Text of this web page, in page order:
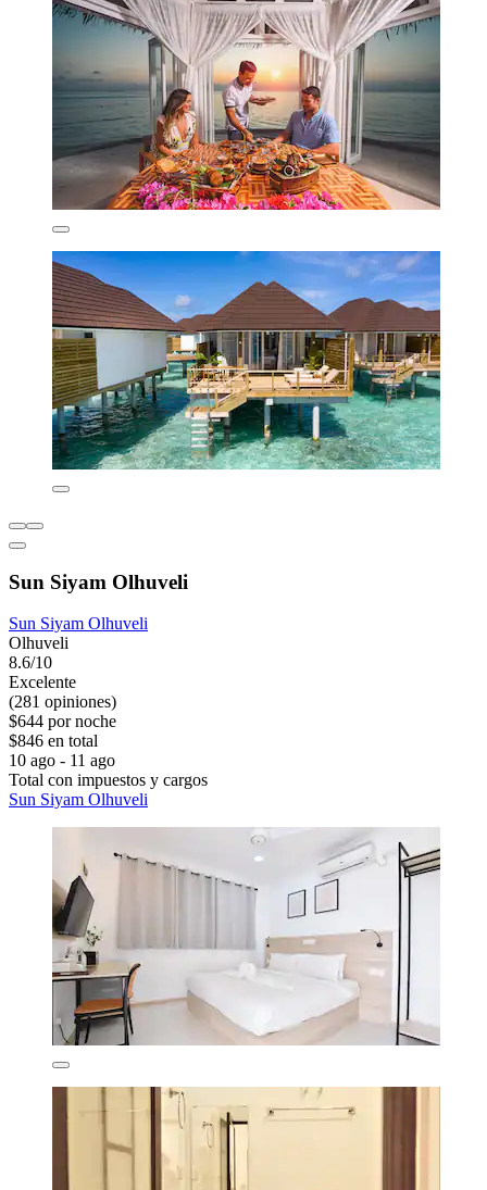
Sun Siyam Olhuveli
Sun Siyam Olhuveli
Olhuveli
8.6/10
Excelente
(281 opiniones)
$644 por noche
$846 en total
10 ago - 11 ago
Total con impuestos y cargos
Sun Siyam Olhuveli